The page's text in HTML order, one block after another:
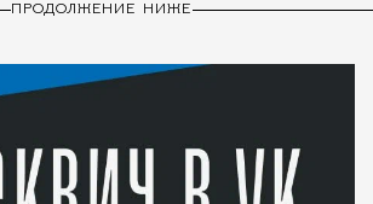
ПРОДОЛЖЕНИЕ НИЖЕ